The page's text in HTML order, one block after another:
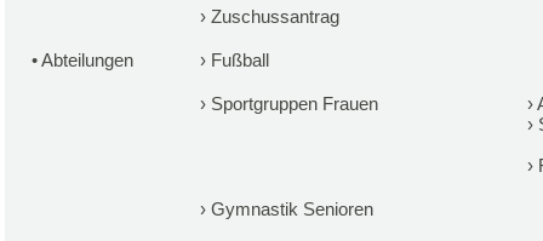
› Zuschussantrag
•Abteilungen › Fußball
› Sportgruppen Frauen ›
›
›
› Gymnastik Senioren